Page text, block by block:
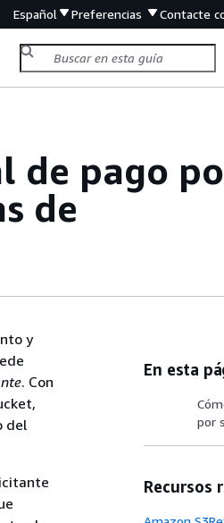
Español Preferencias Contacte
de pago
de
y
. Con
del
En esta
por
Recursos